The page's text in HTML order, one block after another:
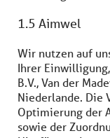
1.5 Aimwel
Wir nutzen auf
Ihrer
B.V., Van der
Niederlande. Die
Optimierung der
sowie der